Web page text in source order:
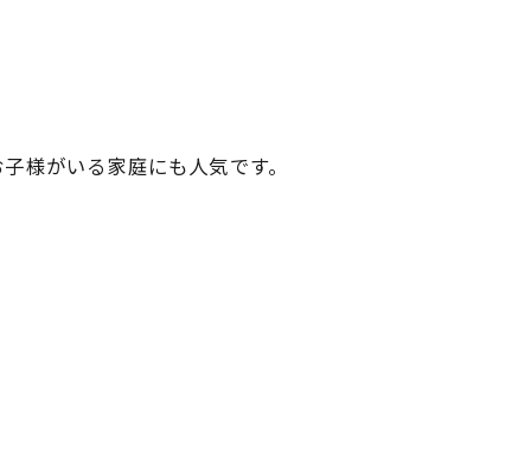
様がいる家庭にも人気です。